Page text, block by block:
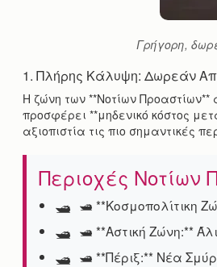
Γρήγορη,
1. Πλήρης Κάλυψη: Δωρεάν
Η ζώνη των **Νοτίων Προαστίων**
προσφέρει **μηδενικό κόστος
αξιοπιστία τις πιο σημαντικές
Περιοχές Νοτίων
🛥️ **Κοσμοπολίτικη
🛥️ **Αστική Ζώνη:**
🛥️ **Πέριξ:** Νέα